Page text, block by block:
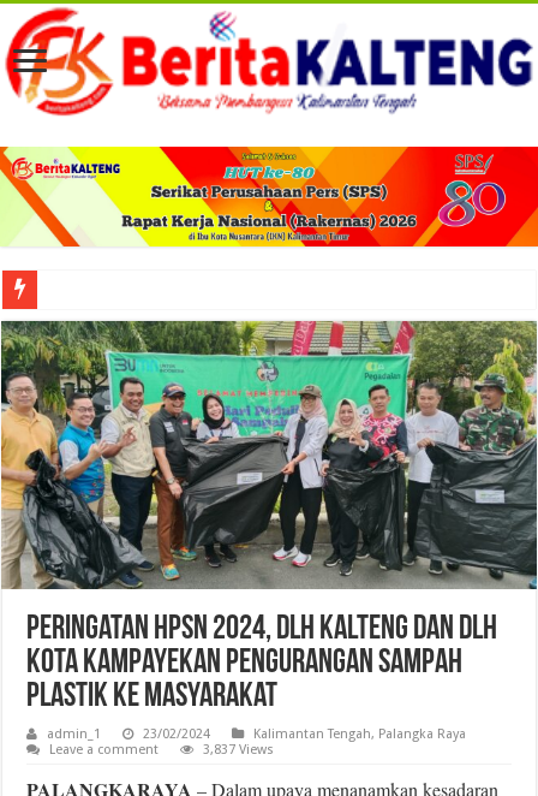
Viral! Selama Dua Bulan Lebih Siltap Serta Tunjangan Pemdes dan BPD di
Peringatan HPSN 2024, DLH Kalteng dan DLH
Kota Kampayekan Pengurangan Sampah
Plastik ke Masyarakat
admin_1 23/02/2024 Kalimantan Tengah, Palangka Raya
Leave a comment
3,837 Views
PALANGKARAYA – Dalam upaya menanamkan kesadaran